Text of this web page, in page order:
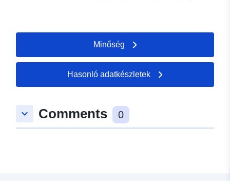
Minőség
Hasonló adatkészletek
keyboard_arrow_down Comments 0